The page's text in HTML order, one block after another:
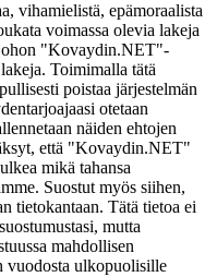
vihamielistä, epämoraalista
voimassa olevia lakeja
johon "Kovaydin.NET"-
Toimimalla tätä
poistaa järjestelmän
otetaan
näiden ehtojen
että "Kovaydin.NET"
mikä tahansa
Suostut myös siihen,
tietokantaan. Tätä tietoa ei
mutta
mahdollisen
vuodosta ulkopuolisille